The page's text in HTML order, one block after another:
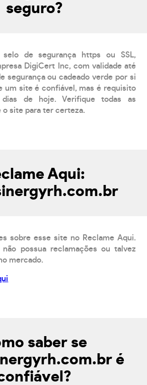
seguro?
selo de segurança https ou SSL,
DigiCert Inc, com validade até
segurança ou cadeado verde por si
um site é confiável, mas é requisito
de hoje. Verifique todas as
o site para ter certeza.
Aqui:
sobre esse site no Reclame Aqui.
não possua reclamações ou talvez
mercado.
saber se
é